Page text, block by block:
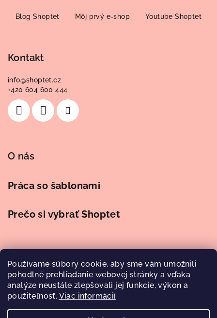
Používame súbory cookie, aby sme vám umožnili
pohodlné prehliadanie webovej stránky a vďaka
analýze neustále zlepšovali jej funkcie, výkon a
použiteľnosť. Viac informácií
Blog Shoptet Môj prvý e-shop Youtube Shoptet
Kontakt
info@shoptet.cz
+420 604 600 444
O nás
Práca so šablonami
Prečo si vybrať Shoptet
Prijímame online platby